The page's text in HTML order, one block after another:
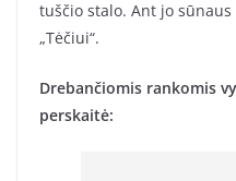
tuščio stalo. Ant jo
„Tėčiui“.
Drebančiomis rankomis
perskaitė: